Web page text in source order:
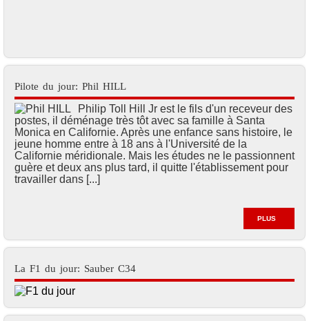
Pilote du jour: Phil HILL
Philip Toll Hill Jr est le fils d'un receveur des
postes, il déménage très tôt avec sa famille à Santa
Monica en Californie. Après une enfance sans histoire, le
jeune homme entre à 18 ans à l'Université de la
Californie méridionale. Mais les études ne le passionnent
guère et deux ans plus tard, il quitte l'établissement pour
travailler dans [...]
PLUS
La F1 du jour: Sauber C34